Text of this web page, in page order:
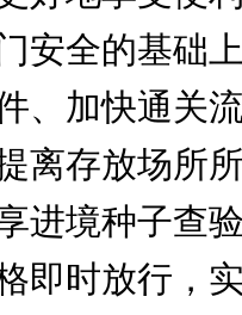
安全的基础
、加快通关
离存放场所
进境种子查
即时放行，